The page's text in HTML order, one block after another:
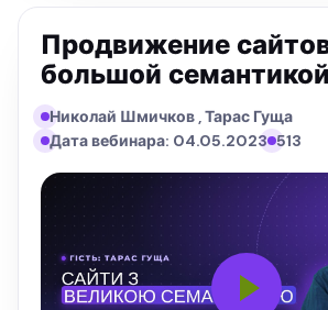
Продвижение
большой семантикой
Николай Шмичков , Тарас Гуща
Дата вебинара: 04.05.2023 513